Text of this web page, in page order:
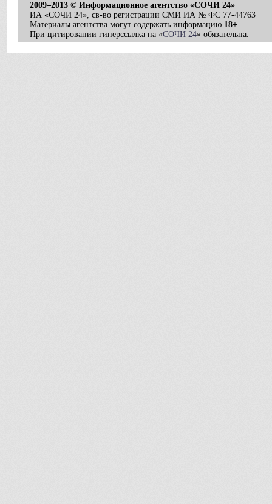
2009–2013 © Информационное агентство «СОЧИ 24»
ИА «СОЧИ 24», св-во регистрации СМИ ИА № ФС 77-44763
Материалы агентства могут содержать информацию 18+
При цитировании гиперссылка на «СОЧИ 24» обязательна.